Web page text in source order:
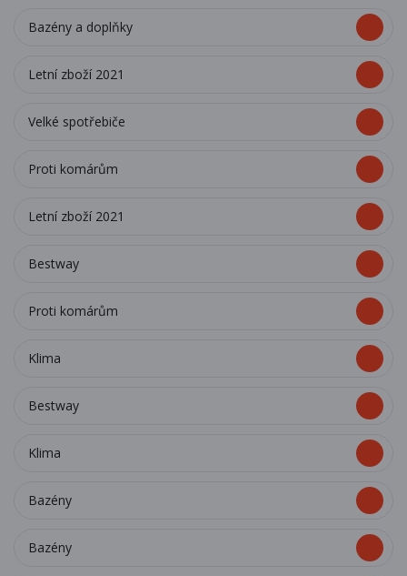
Bazény a doplňky
Letní zboží 2021
Velké spotřebiče
Proti komárům
Letní zboží 2021
Bestway
Proti komárům
Klima
Bestway
Klima
Bazény
Bazény